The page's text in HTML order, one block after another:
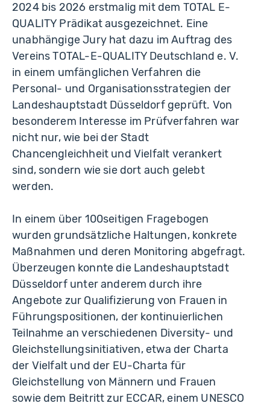
2024 bis 2026 erstmalig mit dem TOTAL E-
QUALITY Prädikat ausgezeichnet. Eine
unabhängige Jury hat dazu im Auftrag des
Vereins TOTAL-E-QUALITY Deutschland e. V.
in einem umfänglichen Verfahren die
Personal- und Organisationsstrategien der
Landeshauptstadt Düsseldorf geprüft. Von
besonderem Interesse im Prüfverfahren war
nicht nur, wie bei der Stadt
Chancengleichheit und Vielfalt verankert
sind, sondern wie sie dort auch gelebt
werden.
In einem über 100seitigen Fragebogen
wurden grundsätzliche Haltungen, konkrete
Maßnahmen und deren Monitoring abgefragt.
Überzeugen konnte die Landeshauptstadt
Düsseldorf unter anderem durch ihre
Angebote zur Qualifizierung von Frauen in
Führungspositionen, der kontinuierlichen
Teilnahme an verschiedenen Diversity- und
Gleichstellungsinitiativen, etwa der Charta
der Vielfalt und der EU-Charta für
Gleichstellung von Männern und Frauen
sowie dem Beitritt zur ECCAR, einem UNESCO